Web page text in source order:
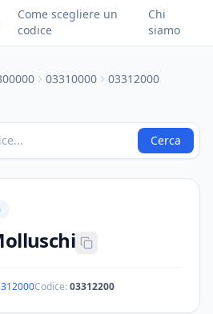
Come scegliere un
codice
Chi
siamo
03310000
03312000
Cerca
Codice:03312200